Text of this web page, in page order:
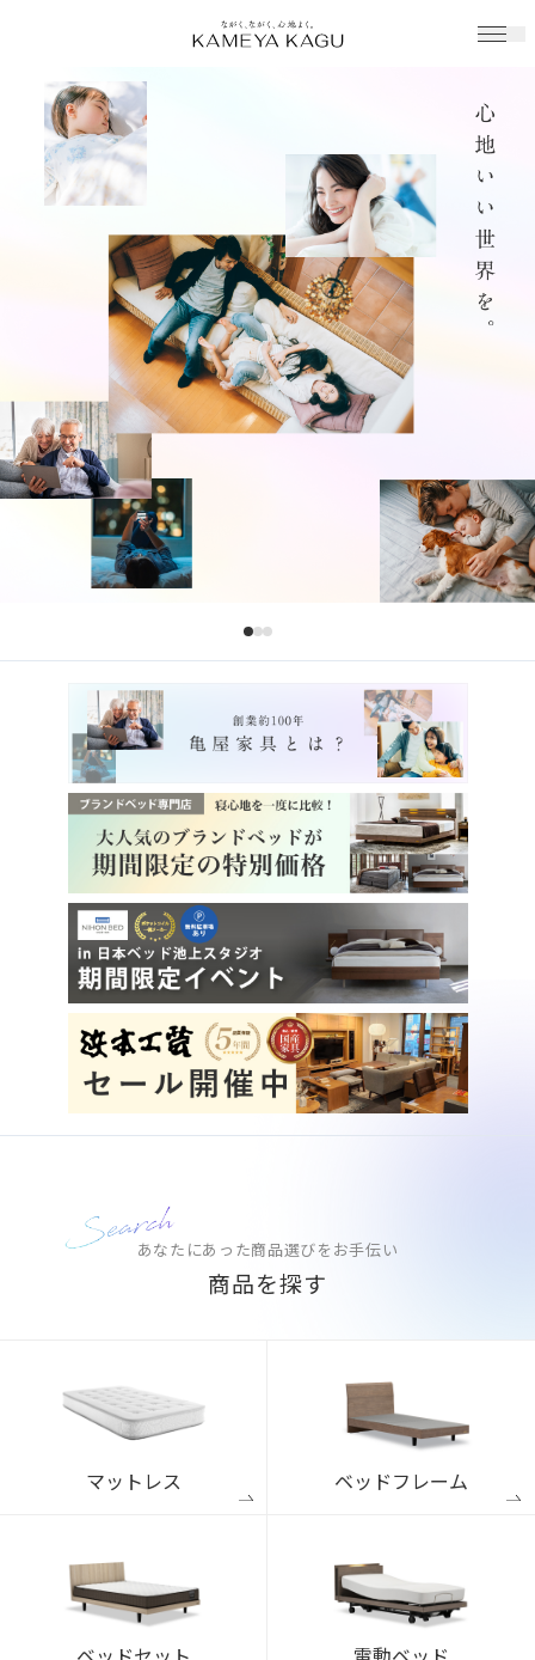
あなたにあった商品選びをお手伝い
商品を探す
マットレス ベッドフレーム